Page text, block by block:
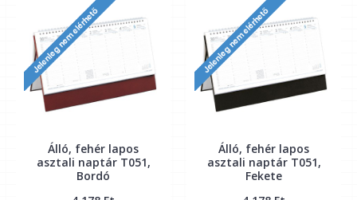
Álló, fehér lapos
asztali naptár T051,
Bordó
Álló, fehér lapos
asztali naptár T051,
Fekete